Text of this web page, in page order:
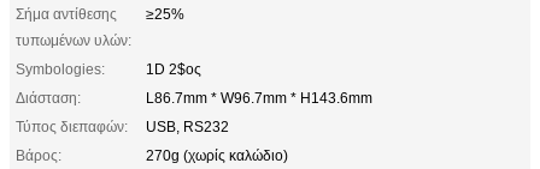
Σήμα αντίθεσης
τυπωμένων υλών:
≥25%
Symbologies:
1D 2$ος
Διάσταση:
L86.7mm * W96.7mm * H143.6mm
Τύπος διεπαφών:
USB, RS232
Βάρος:
270g (χωρίς καλώδιο)